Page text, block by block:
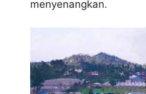
menyenangkan.